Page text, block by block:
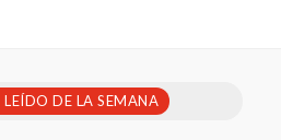
LEÍDO DE LA SEMANA